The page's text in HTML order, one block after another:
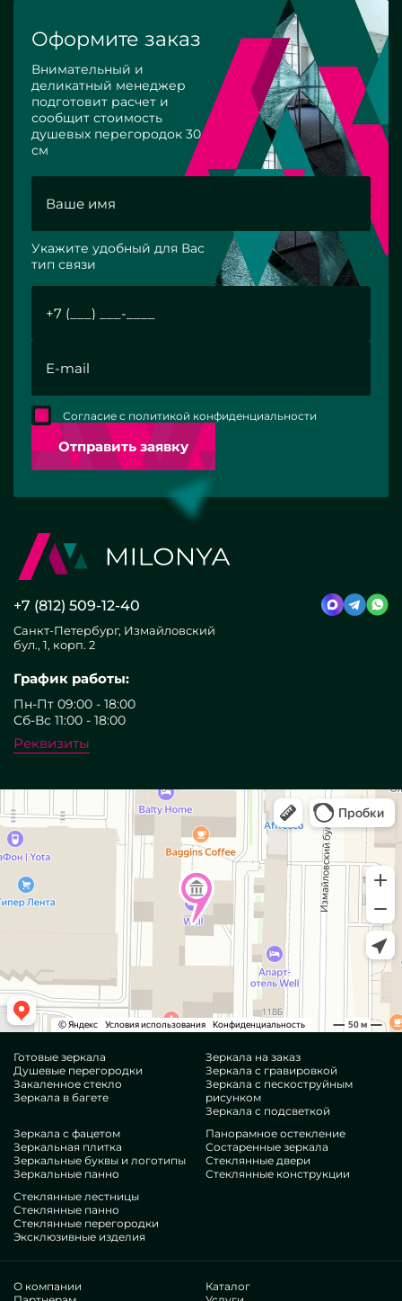
Оформите заказ
Внимательный и
деликатный менеджер
подготовит расчет и
сообщит стоимость
душевых перегородок 30
см
Укажите удобный для Вас
тип связи
Отправить заявку
Согласие с политикой конфиденциальности
+7 (812) 509-12-40
Санкт-Петербург, Измайловский
бул., 1, корп. 2
График работы:
Пн-Пт 09:00 - 18:00
Сб-Вс 11:00 - 18:00
Реквизиты
Готовые зеркала
Душевые перегородки
Закаленное стекло
Зеркала в багете
Зеркала на заказ
Зеркала с гравировкой
Зеркала с пескоструйным
рисунком
Зеркала с подсветкой
Зеркала с фацетом
Зеркальная плитка
Зеркальные буквы и логотипы
Зеркальные панно
Панорамное остекление
Состаренные зеркала
Стеклянные двери
Стеклянные конструкции
Стеклянные лестницы
Стеклянные панно
Стеклянные перегородки
Эксклюзивные изделия
О компании
Каталог